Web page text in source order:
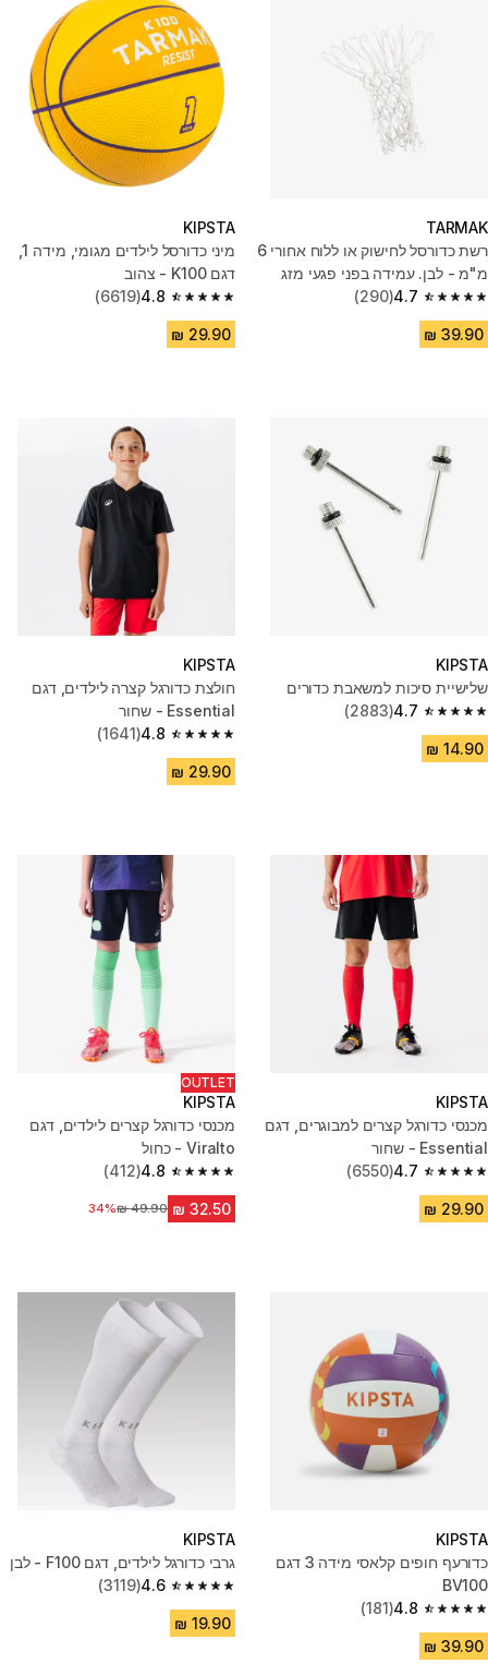
TARMAK
רשת כדורסל לחישוק או ללוח אחורי 6
מ"מ - לבן. עמידה בפני פגעי מזג
האוויר.
4.7
4.7 out of 5 stars from 290 reviews
(290)
KIPSTA
מיני כדורסל לילדים מגומי, מידה 1,
דגם K100 - צהוב
4.8
4.8 out of 5 stars from 6619 reviews
(6619)
KIPSTA
שלישיית סיכות למשאבת כדורים
4.7
4.7 out of 5 stars from 2883 reviews
(2883)
KIPSTA
חולצת כדורגל קצרה לילדים, דגם
Essential - שחור
4.8
4.8 out of 5 stars from 1641 reviews
(1641)
KIPSTA
מכנסי כדורגל קצרים למבוגרים, דגם
Essential - שחור
4.7
4.7 out of 5 stars from 6550 reviews
(6550)
OUTLET
KIPSTA
מכנסי כדורגל קצרים לילדים, דגם
Viralto - כחול
4.8
4.8 out of 5 stars from 412 reviews
(412)
מחיר לפני הנחה‏49.90 ₪
34%
KIPSTA
כדורעף חופים קלאסי מידה 3 דגם
BV100
4.8
4.8 out of 5 stars from 181 reviews
(181)
KIPSTA
גרבי כדורגל לילדים, דגם F100 - לבן
4.6
4.6 out of 5 stars from 3119 reviews
(3119)